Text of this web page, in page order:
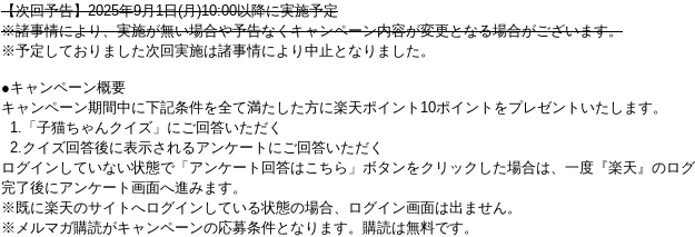
【次回予告】2025年9月1日(月)10:00以降に実施予定
※諸事情により、実施が無い場合や予告なくキャンペーン内容が変更となる場合がございます。
※予定しておりました次回実施は諸事情により中止となりました。
●キャンペーン概要
キャンペーン期間中に下記条件を全て満たした方に楽天ポイント10ポイントをプレゼントいたします。
1.「子猫ちゃんクイズ」にご回答いただく
2.クイズ回答後に表示されるアンケートにご回答いただく
ログインしていない状態で「アンケート回答はこちら」ボタンをクリックした場合は、一度『楽天』のロ
完了後にアンケート画面へ進みます。
※既に楽天のサイトへログインしている状態の場合、ログイン画面は出ません。
※メルマガ購読がキャンペーンの応募条件となります。購読は無料です。